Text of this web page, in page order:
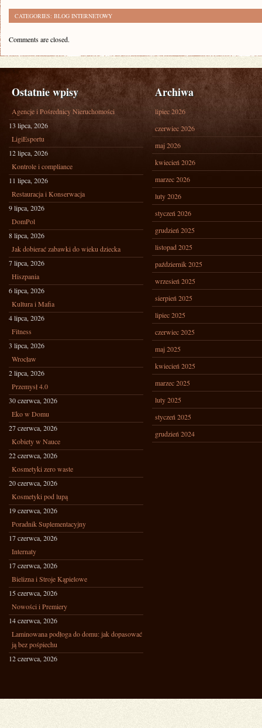
CATEGORIES: BLOG INTERNETOWY
Comments are closed.
Ostatnie wpisy
Agencje i Pośrednicy Nieruchomości
13 lipca, 2026
LigiEsportu
12 lipca, 2026
Kontrole i compliance
11 lipca, 2026
Restauracja i Konserwacja
9 lipca, 2026
DomPol
8 lipca, 2026
Jak dobierać zabawki do wieku dziecka
7 lipca, 2026
Hiszpania
6 lipca, 2026
Kultura i Mafia
4 lipca, 2026
Fitness
3 lipca, 2026
Wrocław
2 lipca, 2026
Przemysł 4.0
30 czerwca, 2026
Eko w Domu
27 czerwca, 2026
Kobiety w Nauce
22 czerwca, 2026
Kosmetyki zero waste
20 czerwca, 2026
Kosmetyki pod lupą
19 czerwca, 2026
Poradnik Suplementacyjny
17 czerwca, 2026
Internaty
17 czerwca, 2026
Bielizna i Stroje Kąpielowe
15 czerwca, 2026
Nowości i Premiery
14 czerwca, 2026
Laminowana podłoga do domu: jak dopasować
ją bez pośpiechu
12 czerwca, 2026
Archiwa
lipiec 2026
czerwiec 2026
maj 2026
kwiecień 2026
marzec 2026
luty 2026
styczeń 2026
grudzień 2025
listopad 2025
październik 2025
wrzesień 2025
sierpień 2025
lipiec 2025
czerwiec 2025
maj 2025
kwiecień 2025
marzec 2025
luty 2025
styczeń 2025
grudzień 2024